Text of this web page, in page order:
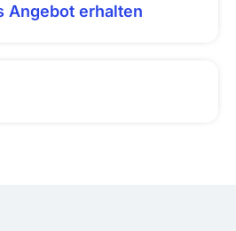
Angebot erhalten